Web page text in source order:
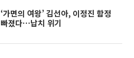
‘가면의 여왕’ 김선아, 이정진 함정
빠졌다…납치 위기